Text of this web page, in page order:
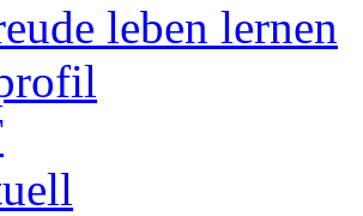
leben lernen